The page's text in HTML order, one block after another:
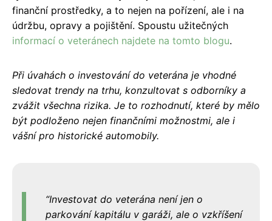
finanční prostředky, a to nejen na pořízení, ale i na
údržbu, opravy a pojištění. Spoustu užitečných
informací o veteránech najdete na tomto blogu.
Při úvahách o investování do veterána je vhodné
sledovat trendy na trhu, konzultovat s odborníky a
zvážit všechna rizika. Je to rozhodnutí, které by mělo
být podloženo nejen finančními možnostmi, ale i
vášní pro historické automobily.
Investovat do veterána není jen o
parkování kapitálu v garáži, ale o vzkříšení